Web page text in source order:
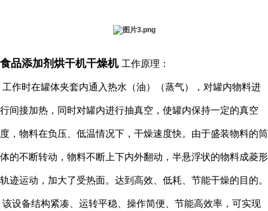
食品添加剂烘干机干燥机 工作原理：
工作时在罐体夹套内通入热水（油）（蒸气），对罐内物料进
行间接加热，同时对罐内进行抽真空，使罐内保持一定的真空
度，物料在负压、低温情况下，干燥速度快。由于盛装物料的筒
体的不断转动，物料不断上下内外翻动，半悬浮状的物料成菱形
轨迹运动，加大了受热面。达到高效、低耗、节能干燥的目的。
该设备结构紧凑、运转平稳、操作简便、节能高效率，可实现